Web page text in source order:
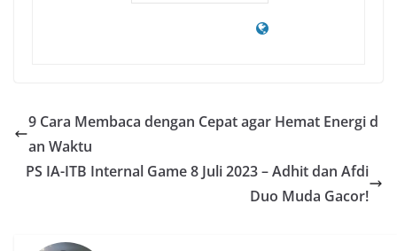
9 Cara Membaca dengan Cepat agar Hemat Energi d
an Waktu
PS IA-ITB Internal Game 8 Juli 2023 – Adhit dan Afdi
Duo Muda Gacor!